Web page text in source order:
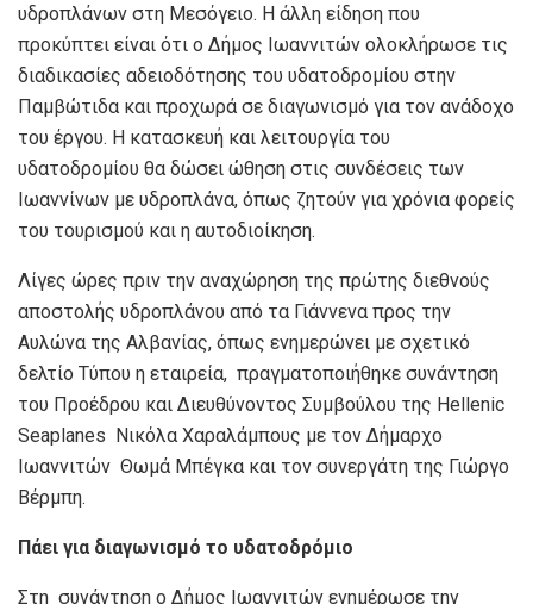
υδροπλάνων στη Μεσόγειο. Η άλλη είδηση που
προκύπτει είναι ότι ο Δήμος Ιωαννιτών ολοκλήρωσε τις
διαδικασίες αδειοδότησης του υδατοδρομίου στην
Παμβώτιδα και προχωρά σε διαγωνισμό για τον ανάδοχο
του έργου. Η κατασκευή και λειτουργία του
υδατοδρομίου θα δώσει ώθηση στις συνδέσεις των
Ιωαννίνων με υδροπλάνα, όπως ζητούν για χρόνια φορείς
του τουρισμού και η αυτοδιοίκηση.
Λίγες ώρες πριν την αναχώρηση της πρώτης διεθνούς
αποστολής υδροπλάνου από τα Γιάννενα προς την
Αυλώνα της Αλβανίας, όπως ενημερώνει με σχετικό
δελτίο Τύπου η εταιρεία, πραγματοποιήθηκε συνάντηση
του Προέδρου και Διευθύνοντος Συμβούλου της Hellenic
Seaplanes Νικόλα Χαραλάμπους με τον Δήμαρχο
Ιωαννιτών Θωμά Μπέγκα και τον συνεργάτη της Γιώργο
Βέρμπη.
Πάει για διαγωνισμό το υδατοδρόμιο
Στη συνάντηση ο Δήμος Ιωαννιτών ενημέρωσε την